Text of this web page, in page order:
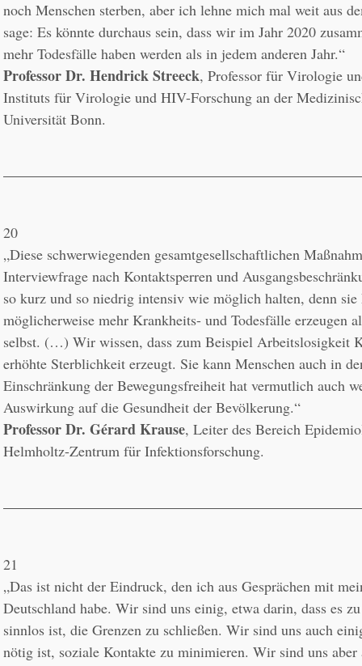
noch Menschen sterben, aber ich lehne mich mal weit aus
sage: Es könnte durchaus sein, dass wir im Jahr 2020
Professor Dr. Hendrick Streeck, Professor für Virologie
Instituts für Virologie und HIV-Forschung an der
Universität Bonn.
20
„Diese schwerwiegenden gesamtgesellschaftlichen
Interviewfrage nach Kontaktsperren und
so kurz und so niedrig intensiv wie möglich halten, denn sie
möglicherweise mehr Krankheits- und Todesfälle erzeugen
selbst. (…) Wir wissen, dass zum Beispiel Arbeitslosigkeit
erhöhte Sterblichkeit erzeugt. Sie kann Menschen auch in
Einschränkung der Bewegungsfreiheit hat vermutlich auch
Professor Dr. Gérard Krause, Leiter des Bereich
Helmholtz-Zentrum für Infektionsforschung.
21
„Das ist nicht der Eindruck, den ich aus Gesprächen mit
Deutschland habe. Wir sind uns einig, etwa darin, dass es
sinnlos ist, die Grenzen zu schließen. Wir sind uns auch
nötig ist, soziale Kontakte zu minimieren. Wir sind uns